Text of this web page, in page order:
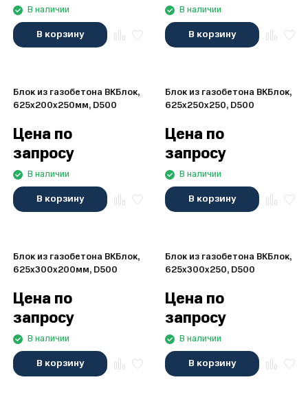
В наличии
В корзину
В наличии
В корзину
Блок из газобетона ВКБлок,
625x200x250мм, D500
Цена по
запросу
В наличии
В корзину
Блок из газобетона ВКБлок,
625x250x250, D500
Цена по
запросу
В наличии
В корзину
Блок из газобетона ВКБлок,
625x300x200мм, D500
Цена по
запросу
В наличии
В корзину
Блок из газобетона ВКБлок,
625x300x250, D500
Цена по
запросу
В наличии
В корзину